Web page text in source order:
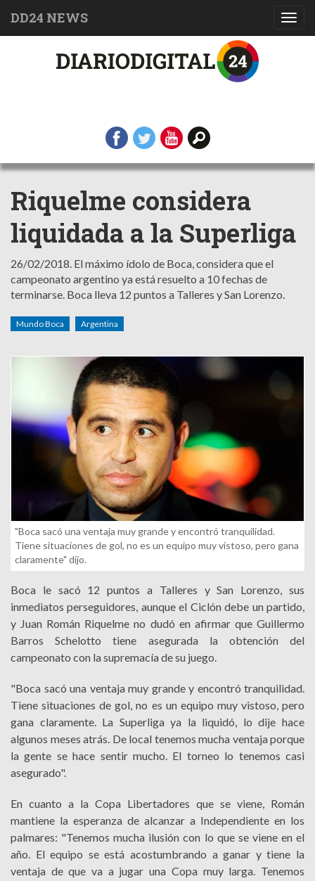
DD24 NEWS
Riquelme considera
liquidada a la Superliga
26/02/2018. El máximo ídolo de Boca, considera que el
campeonato argentino ya está resuelto a 10 fechas de
terminarse. Boca lleva 12 puntos a Talleres y San Lorenzo.
Mundo Boca Argentina
"Boca sacó una ventaja muy grande y encontró tranquilidad.
Tiene situaciones de gol, no es un equipo muy vistoso, pero gana
claramente" dijo.
Boca le sacó 12 puntos a Talleres y San Lorenzo, sus
inmediatos perseguidores, aunque el Ciclón debe un partido,
y Juan Román Riquelme no dudó en afirmar que Guillermo
Barros Schelotto tiene asegurada la obtención del
campeonato con la supremacía de su juego.
"Boca sacó una ventaja muy grande y encontró tranquilidad.
Tiene situaciones de gol, no es un equipo muy vistoso, pero
gana claramente. La Superliga ya la liquidó, lo dije hace
algunos meses atrás. De local tenemos mucha ventaja porque
la gente se hace sentir mucho. El torneo lo tenemos casi
asegurado".
En cuanto a la Copa Libertadores que se viene, Román
mantiene la esperanza de alcanzar a Independiente en los
palmares: "Tenemos mucha ilusión con lo que se viene en el
año. El equipo se está acostumbrando a ganar y tiene la
ventaja de que va a jugar una Copa muy larga. Tenemos